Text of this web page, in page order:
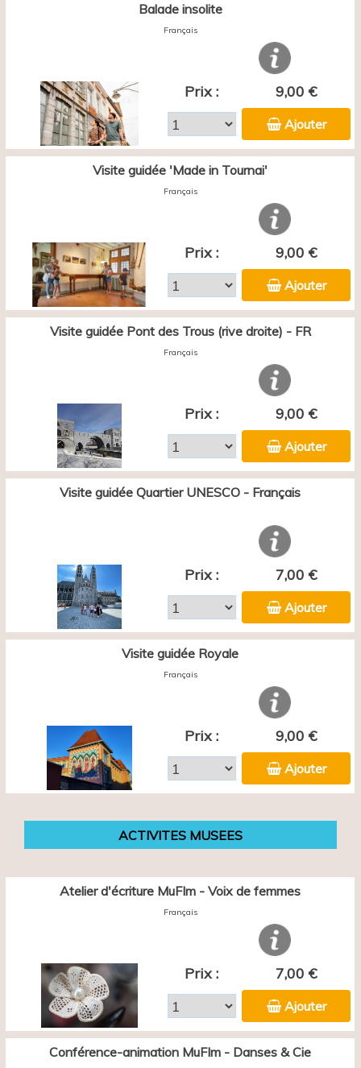
Balade insolite
Français
Prix : 9,00 €
Ajouter
Visite guidée 'Made in Tournai'
Français
Prix : 9,00 €
Ajouter
Visite guidée Pont des Trous (rive droite) - FR
Français
Prix : 9,00 €
Ajouter
Visite guidée Quartier UNESCO - Français
Prix : 7,00 €
Ajouter
Visite guidée Royale
Français
Prix : 9,00 €
Ajouter
ACTIVITES MUSEES
Atelier d'écriture MuFIm - Voix de femmes
Français
Prix : 7,00 €
Ajouter
Conférence-animation MuFIm - Danses & Cie